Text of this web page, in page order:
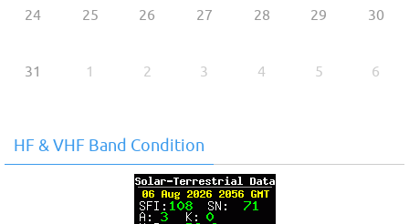
24 25 26 27 28 29 30
31 1 2 3 4 5 6
HF & VHF Band Condition